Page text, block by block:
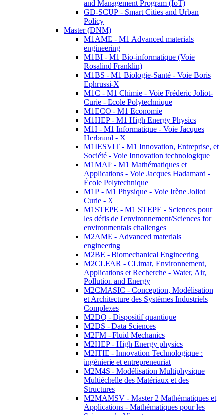
and Management Program (IoT)
GD-SCUP - Smart Cities and Urban
Policy
Master (DNM)
M1AME - M1 Advanced materials
engineering
M1BI - M1 Bio-informatique (Voie
Rosalind Franklin)
M1BS - M1 Biologie-Santé - Voie Boris
Ephrussi-X
M1C - M1 Chimie - Voie Fréderic Joliot-
Curie - Ecole Polytechnique
M1ECO - M1 Economie
M1HEP - M1 High Energy Physics
M1I - M1 Informatique - Voie Jacques
Herbrand - X
M1IESVIT - M1 Innovation, Entreprise, et
Société - Voie Innovation technologique
M1MAP - M1 Mathématiques et
Applications - Voie Jacques Hadamard -
École Polytechnique
M1P - M1 Physique - Voie Irène Joliot
Curie - X
M1STEPE - M1 STEPE - Sciences pour
les défis de l'environnement/Sciences for
environmentals challenges
M2AME - Advanced materials
engineering
M2BE - Biomechanical Engineering
M2CLEAR - CLimat, Environnement,
Applications et Recherche - Water, Air,
Pollution and Energy
M2CMASIC - Conception, Modélisation
et Architecture des Systèmes Industriels
Complexes
M2DQ - Dispositif quantique
M2DS - Data Sciences
M2FM - Fluid Mechanics
M2HEP - High Energy physics
M2ITIE - Innovation Technologique :
ingénierie et entrepreneuriat
M2M4S - Modélisation Multiphysique
Multiéchelle des Matériaux et des
Structures
M2MAMSV - Master 2 Mathématiques et
Applications - Mathématiques pour les